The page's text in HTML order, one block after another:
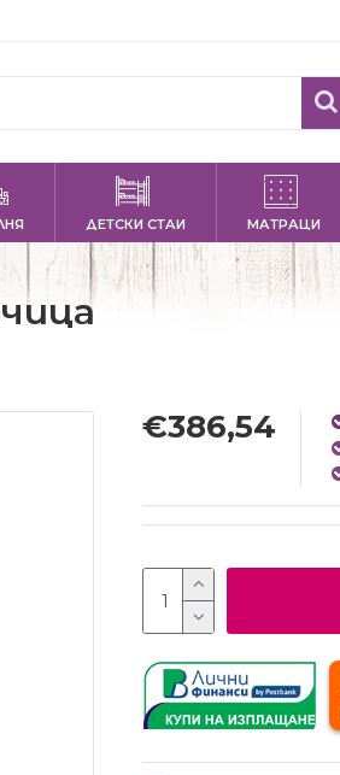
ДЕТСКИ СТАИ МАТРАЦИ
€386,54